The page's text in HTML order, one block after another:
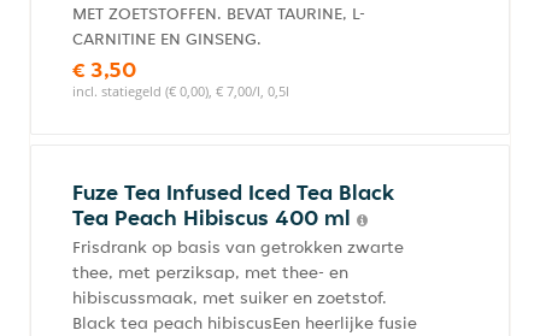
MET ZOETSTOFFEN. BEVAT TAURINE, L-
CARNITINE EN GINSENG.
€ 3,50
incl. statiegeld (€ 0,00), € 7,00/l, 0,5l
Fuze Tea Infused Iced Tea Black
Tea Peach Hibiscus 400 ml
Frisdrank op basis van getrokken zwarte
thee, met perziksap, met thee- en
hibiscussmaak, met suiker en zoetstof.
Black tea peach hibiscusEen heerlijke fusie